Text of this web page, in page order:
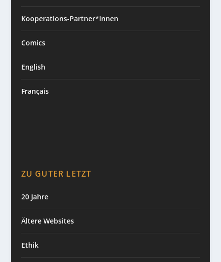
Kooperations-Partner*innen
Comics
English
Français
ZU GUTER LETZT
20 Jahre
Ältere Websites
Ethik